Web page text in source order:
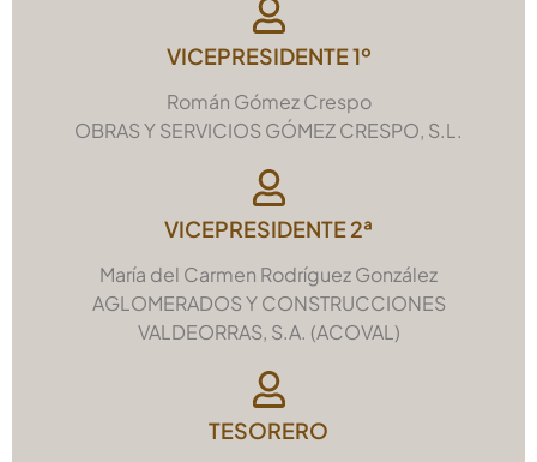
VICEPRESIDENTE 1º
Román Gómez Crespo
OBRAS Y SERVICIOS GÓMEZ CRESPO, S.L.
VICEPRESIDENTE 2ª
María del Carmen Rodríguez González
AGLOMERADOS Y CONSTRUCCIONES
VALDEORRAS, S.A. (ACOVAL)
TESORERO